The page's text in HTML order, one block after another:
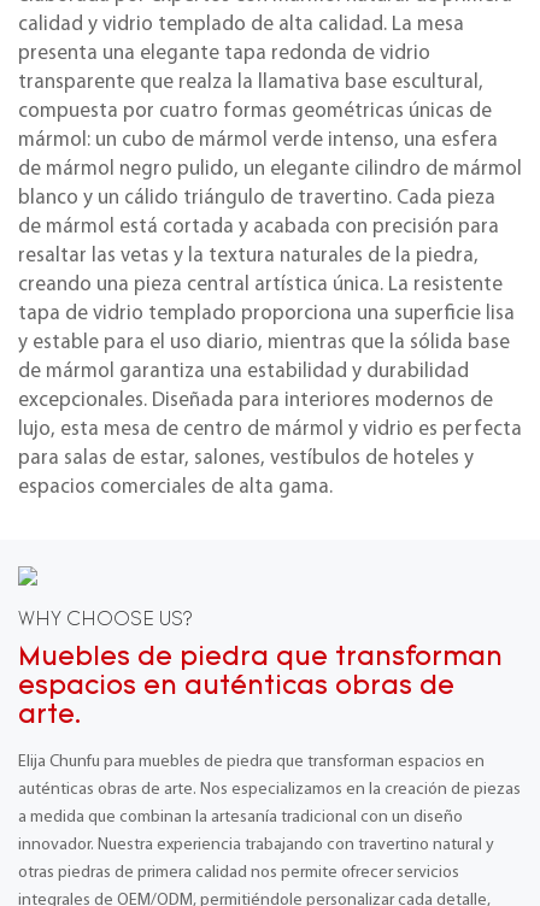
calidad y vidrio templado de alta calidad. La mesa
presenta una elegante tapa redonda de vidrio
transparente que realza la llamativa base escultural,
compuesta por cuatro formas geométricas únicas de
mármol: un cubo de mármol verde intenso, una esfera
de mármol negro pulido, un elegante cilindro de mármol
blanco y un cálido triángulo de travertino. Cada pieza
de mármol está cortada y acabada con precisión para
resaltar las vetas y la textura naturales de la piedra,
creando una pieza central artística única. La resistente
tapa de vidrio templado proporciona una superficie lisa
y estable para el uso diario, mientras que la sólida base
de mármol garantiza una estabilidad y durabilidad
excepcionales. Diseñada para interiores modernos de
lujo, esta mesa de centro de mármol y vidrio es perfecta
para salas de estar, salones, vestíbulos de hoteles y
espacios comerciales de alta gama.
WHY CHOOSE US?
Muebles de piedra que transforman
espacios en auténticas obras de
arte.
Elija Chunfu para muebles de piedra que transforman espacios en
auténticas obras de arte. Nos especializamos en la creación de piezas
a medida que combinan la artesanía tradicional con un diseño
innovador. Nuestra experiencia trabajando con travertino natural y
otras piedras de primera calidad nos permite ofrecer servicios
integrales de OEM/ODM, permitiéndole personalizar cada detalle,